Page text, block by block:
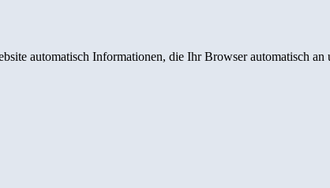
automatisch Informationen, die Ihr Browser automatisch an